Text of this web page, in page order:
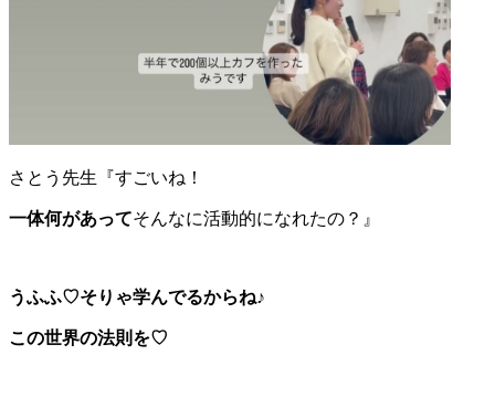
さとう先生『すごいね！
一体何があってそんなに活動的になれたの？』
うふふ♡そりゃ学んでるからね♪
この世界の法則を♡